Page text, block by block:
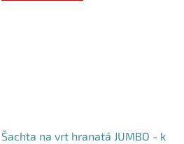
Šachta na vrt hranatá JUMBO - k